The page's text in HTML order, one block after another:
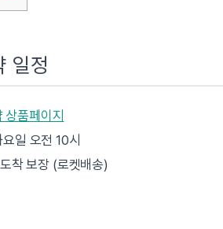
일정
상품페이지
일 오전 10시
착 보장 (로켓배송)